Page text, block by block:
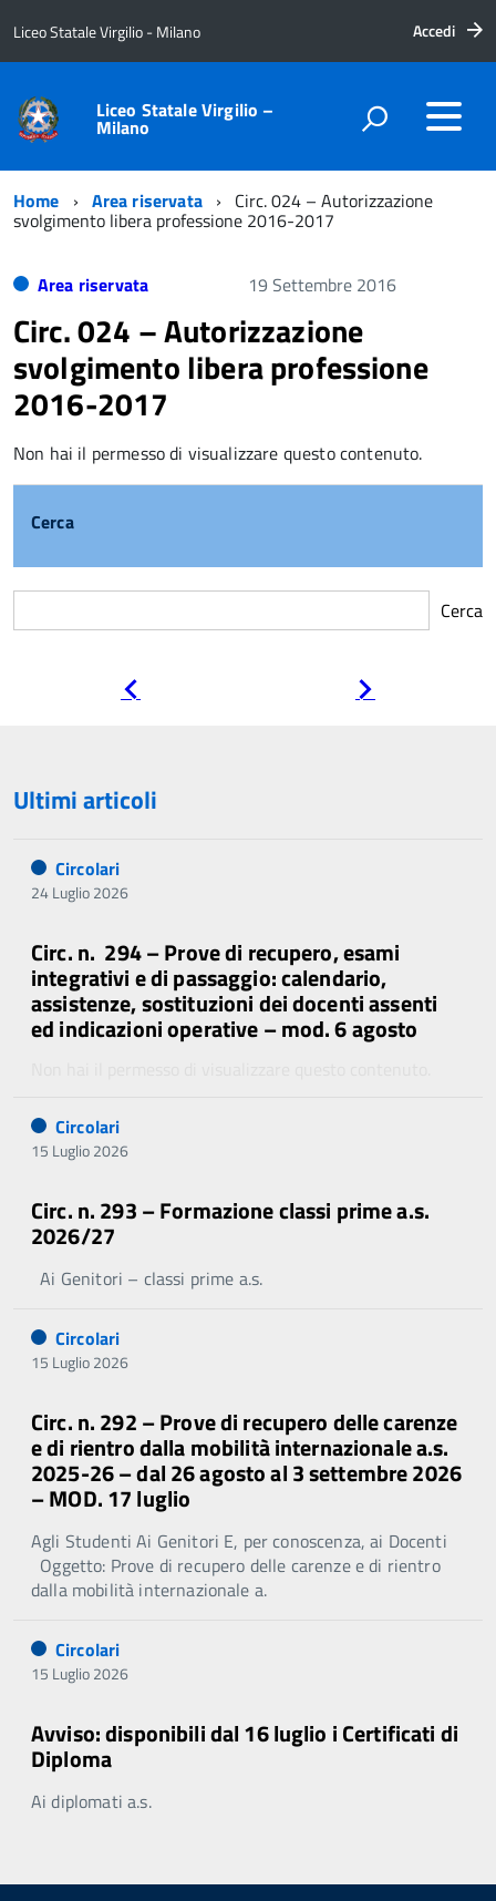
Liceo Statale Virgilio - Milano Accedi
Liceo Statale Virgilio –
Milano
Home Area riservata Circ. 024 – Autorizzazione
svolgimento libera professione 2016-2017
Area riservata 19 Settembre 2016
Circ. 024 – Autorizzazione
svolgimento libera professione
2016-2017
Non hai il permesso di visualizzare questo contenuto.
Cerca
Cerca
Ultimi articoli
Circolari
24 Luglio 2026
Circ. n. 294 – Prove di recupero, esami
integrativi e di passaggio: calendario,
assistenze, sostituzioni dei docenti assenti
ed indicazioni operative – mod. 6 agosto
Circolari
15 Luglio 2026
Circ. n. 293 – Formazione classi prime a.s.
2026/27
Ai Genitori – classi prime a.s.
Circolari
15 Luglio 2026
Circ. n. 292 – Prove di recupero delle carenze
e di rientro dalla mobilità internazionale a.s.
2025-26 – dal 26 agosto al 3 settembre 2026
– MOD. 17 luglio
Agli Studenti Ai Genitori E, per conoscenza, ai Docenti
Oggetto: Prove di recupero delle carenze e di rientro
dalla mobilità internazionale a.
Circolari
15 Luglio 2026
Avviso: disponibili dal 16 luglio i Certificati di
Diploma
Ai diplomati a.s.